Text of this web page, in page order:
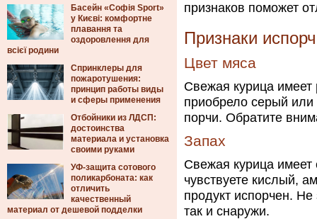
Басейн «Софія Sport»
у Києві: комфортне
плавання та
оздоровлення для
всієї родини
Спринклеры для
пожаротушения:
принцип работы виды
и сферы применения
Отбойники из ЛДСП:
достоинства
материала и установка
своими руками
УФ-защита сотового
поликарбоната: как
отличить
качественный
материал от дешевой подделки
признаков поможет
Признаки
Цвет мяса
Свежая курица
приобрело серый или
порчи. Обратите
Запах
Свежая курица
чувствуете кислый,
продукт испорчен. Не
так и снаружи.